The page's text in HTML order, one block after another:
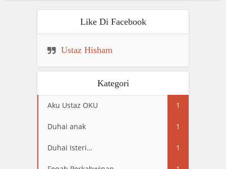
Like Di Facebook
Ustaz Hisham
Kategori
Aku Ustaz OKU 1
Duhai anak 1
Duhai Isteri… 1